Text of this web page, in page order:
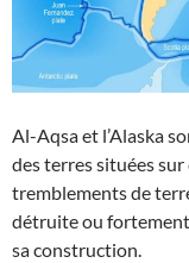
Al-Aqsa et l’Alaska
des terres situées
tremblements de
détruite ou fortement
sa construction.